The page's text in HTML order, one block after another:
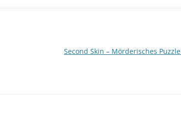
Second Skin – Mörderisches Puzzle